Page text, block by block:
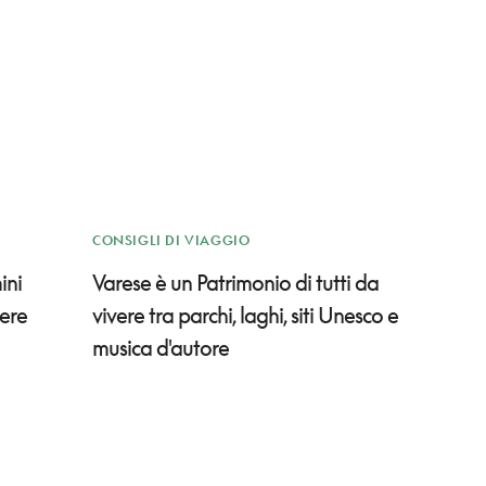
CONSIGLI DI VIAGGIO
Varese è un Patrimonio di tutti da
vivere tra parchi, laghi, siti Unesco e
musica d'autore